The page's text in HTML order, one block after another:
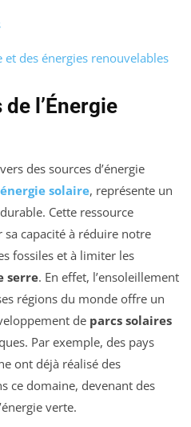
et des énergies renouvelables
l’Énergie
vers des sources d’énergie
énergie solaire, représente un
Cette ressource
capacité à réduire notre
fossiles et à limiter les
serre. En effet, l’ensoleillement
régions du monde offre un
de parcs solaires
Par exemple, des pays
ont déjà réalisé des
ce domaine, devenant des
verte.